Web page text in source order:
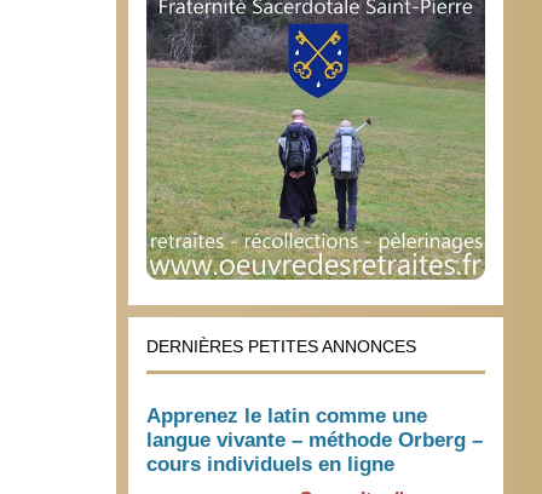
DERNIÈRES PETITES ANNONCES
Apprenez le latin comme une
langue vivante – méthode Orberg –
cours individuels en ligne